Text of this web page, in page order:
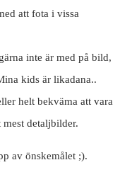
att fota i vissa
inte är med på bild,
kids är likadana..
helt bekväma att vara
detaljbilder.
av önskemålet ;).